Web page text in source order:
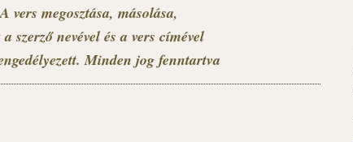
A vers megosztása, másolása,
szerző nevével és a vers címével
Minden jog fenntartva